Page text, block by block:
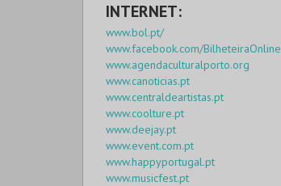
INTERNET:
www.bol.pt/
www.facebook.com/BilheteiraOnline
www.agendaculturalporto.org
www.canoticias.pt
www.centraldeartistas.pt
www.coolture.pt
www.deejay.pt
www.event.com.pt
www.happyportugal.pt
www.musicfest.pt